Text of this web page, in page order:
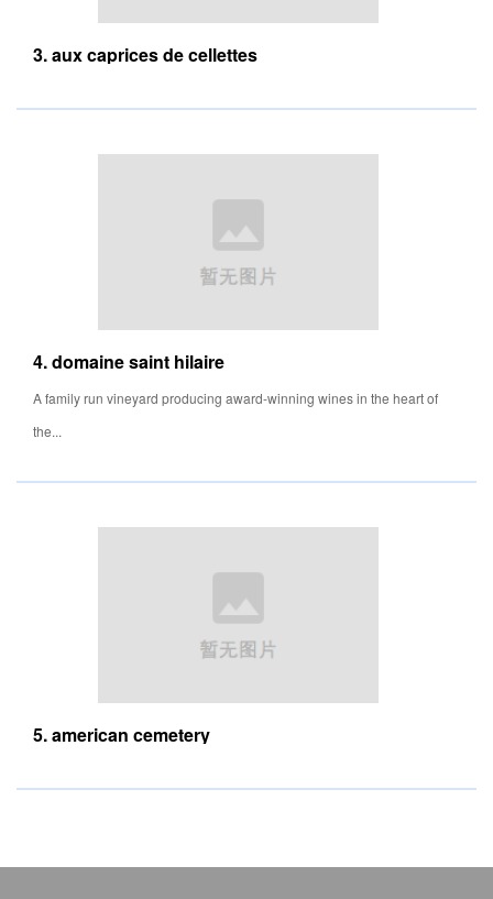
3. aux caprices de cellettes
4. domaine saint hilaire
A family run vineyard producing award-winning wines in the heart of
the...
5. american cemetery